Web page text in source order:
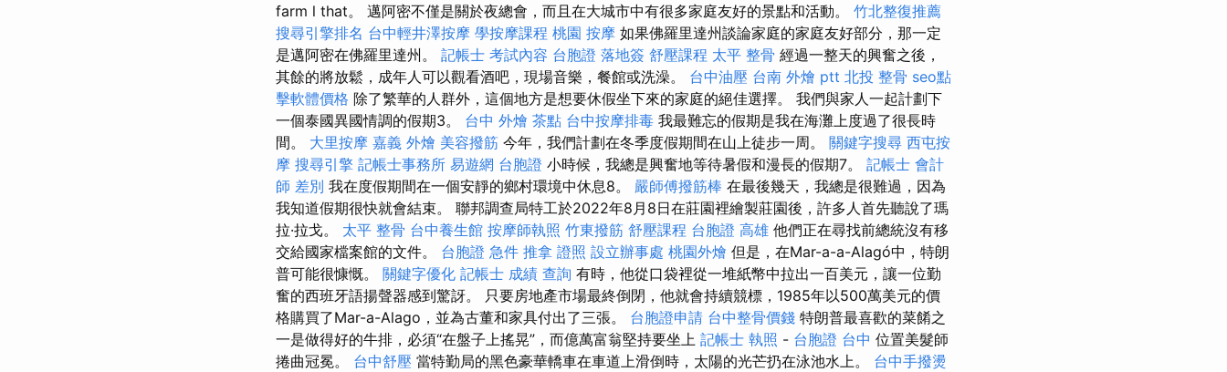
farm l that。 邁阿密不僅是關於夜總會，而且在大城市中有很多家庭友好的景點和活動。 竹北整復推薦
搜尋引擎排名 台中輕井澤按摩 學按摩課程 桃園 按摩 如果佛羅里達州談論家庭的家庭友好部分，那一定
是邁阿密在佛羅里達州。 記帳士 考試內容 台胞證 落地簽 舒壓課程 太平 整骨 經過一整天的興奮之後，
其餘的將放鬆，成年人可以觀看酒吧，現場音樂，餐館或洗澡。 台中油壓 台南 外燴 ptt 北投 整骨 seo點
擊軟體價格 除了繁華的人群外，這個地方是想要休假坐下來的家庭的絕佳選擇。 我們與家人一起計劃下
一個泰國異國情調的假期3。 台中 外燴 茶點 台中按摩排毒 我最難忘的假期是我在海灘上度過了很長時
間。 大里按摩 嘉義 外燴 美容撥筋 今年，我們計劃在冬季度假期間在山上徒步一周。 關鍵字搜尋 西屯按
摩 搜尋引擎 記帳士事務所 易遊網 台胞證 小時候，我總是興奮地等待暑假和漫長的假期7。 記帳士 會計
師 差別 我在度假期間在一個安靜的鄉村環境中休息8。 嚴師傅撥筋棒 在最後幾天，我總是很難過，因為
我知道假期很快就會結束。 聯邦調查局特工於2022年8月8日在莊園裡繪製莊園後，許多人首先聽說了瑪
拉·拉戈。 太平 整骨 台中養生館 按摩師執照 竹東撥筋 舒壓課程 台胞證 高雄 他們正在尋找前總統沒有移
交給國家檔案館的文件。 台胞證 急件 推拿 證照 設立辦事處 桃園外燴 但是，在Mar-a-a-Alagó中，特朗
普可能很慷慨。 關鍵字優化 記帳士 成績 查詢 有時，他從口袋裡從一堆紙幣中拉出一百美元，讓一位勤
奮的西班牙語揚聲器感到驚訝。 只要房地產市場最終倒閉，他就會持續競標，1985年以500萬美元的價
格購買了Mar-a-Alago，並為古董和家具付出了三張。 台胞證申請 台中整骨價錢 特朗普最喜歡的菜餚之
一是做得好的牛排，必須“在盤子上搖晃”，而億萬富翁堅持要坐上 記帳士 執照 - 台胞證 台中 位置美髮師
捲曲冠冕。 台中舒壓 當特勤局的黑色豪華轎車在車道上滑倒時，太陽的光芒扔在泳池水上。 台中手撥燙